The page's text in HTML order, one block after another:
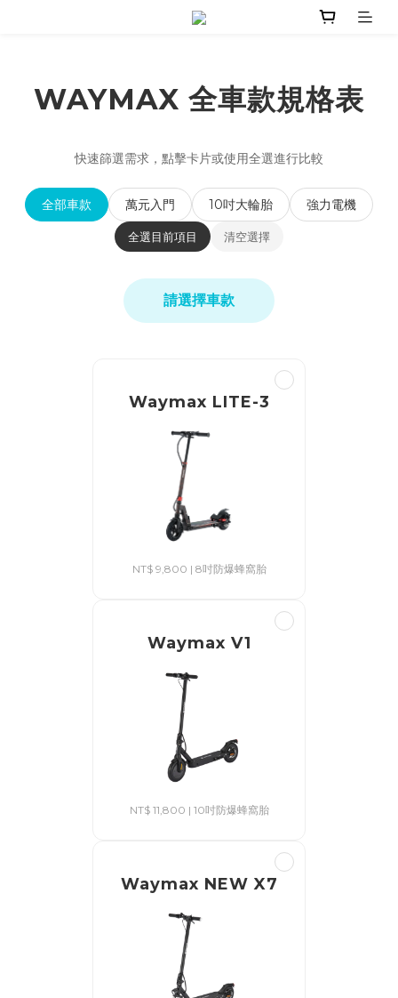
WAYMAX 全車款規格表
快速篩選需求，點擊卡片或使用全選進行比較
全部車款 萬元入門 10吋大輪胎 強力電機
全選目前項目 清空選擇
請選擇車款
Waymax LITE-3
NT$ 9,800 | 8吋防爆蜂窩胎
Waymax V1
NT$ 11,800 | 10吋防爆蜂窩胎
Waymax NEW X7